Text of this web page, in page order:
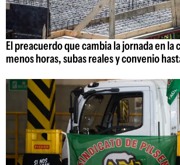
El preacuerdo que cambia la jornada en la
menos horas, subas reales y convenio